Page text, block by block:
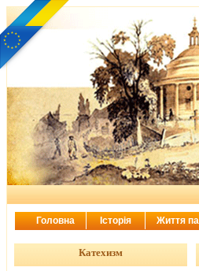
Катехизм
Головна Історія Життя